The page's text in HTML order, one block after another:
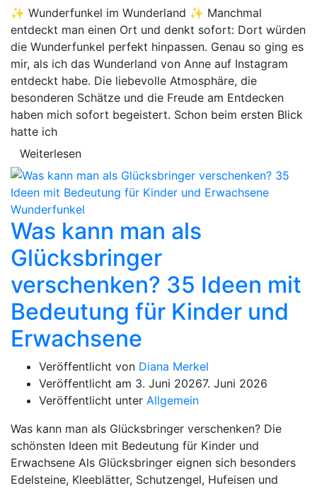
✨ Wunderfunkel im Wunderland ✨ Manchmal
entdeckt man einen Ort und denkt sofort: Dort würden
die Wunderfunkel perfekt hinpassen. Genau so ging es
mir, als ich das Wunderland von Anne auf Instagram
entdeckt habe. Die liebevolle Atmosphäre, die
besonderen Schätze und die Freude am Entdecken
haben mich sofort begeistert. Schon beim ersten Blick
hatte ich
Weiterlesen
Was kann man als
Glücksbringer
verschenken? 35 Ideen mit
Bedeutung für Kinder und
Erwachsene
Veröffentlicht von Diana Merkel
Veröffentlicht am 3. Juni 20267. Juni 2026
Veröffentlicht unter Allgemein
Was kann man als Glücksbringer verschenken? Die
schönsten Ideen mit Bedeutung für Kinder und
Erwachsene Als Glücksbringer eignen sich besonders
Edelsteine, Kleeblätter, Schutzengel, Hufeisen und